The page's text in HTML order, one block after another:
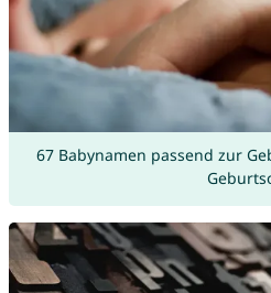
67 Babynamen passend zur